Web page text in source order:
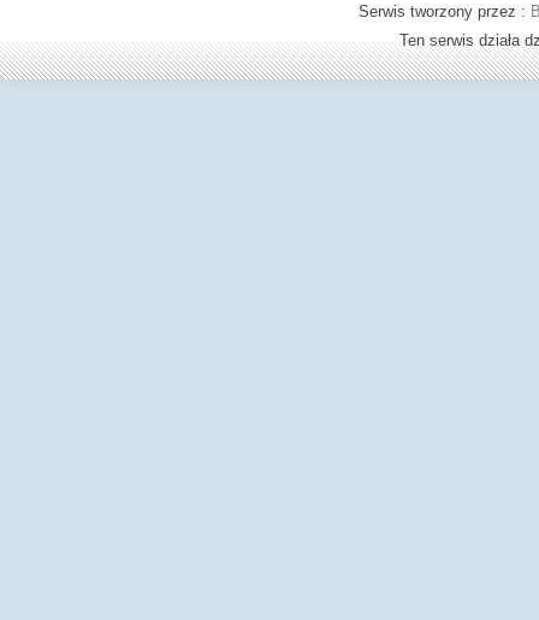
Serwis tworzony przez :
Ten serwis działa